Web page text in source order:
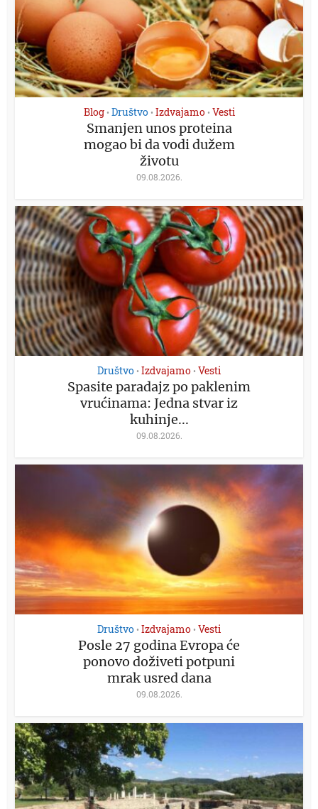
Blog • Društvo • Izdvajamo • Vesti
Smanjen unos proteina
mogao bi da vodi dužem
životu
09.08.2026.
Društvo • Izdvajamo • Vesti
Spasite paradajz po paklenim
vrućinama: Jedna stvar iz
kuhinje...
09.08.2026.
Društvo • Izdvajamo • Vesti
Posle 27 godina Evropa će
ponovo doživeti potpuni
mrak usred dana
09.08.2026.